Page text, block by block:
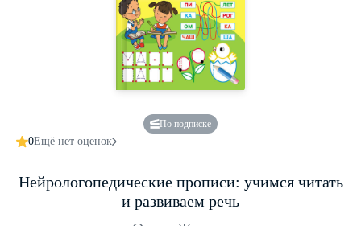
По подписке
0Ещё нет оценок
Нейрологопедические прописи: учимся читать
и развиваем речь